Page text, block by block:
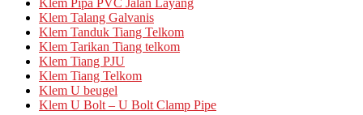
Klem Talang Galvanis
Klem Tanduk Tiang Telkom
Klem Tarikan Tiang telkom
Klem Tiang PJU
Klem Tiang Telkom
Klem U beugel
Klem U Bolt – U Bolt Clamp Pipe